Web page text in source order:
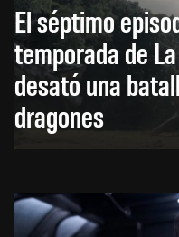
El séptimo
temporada de
desató una
dragones